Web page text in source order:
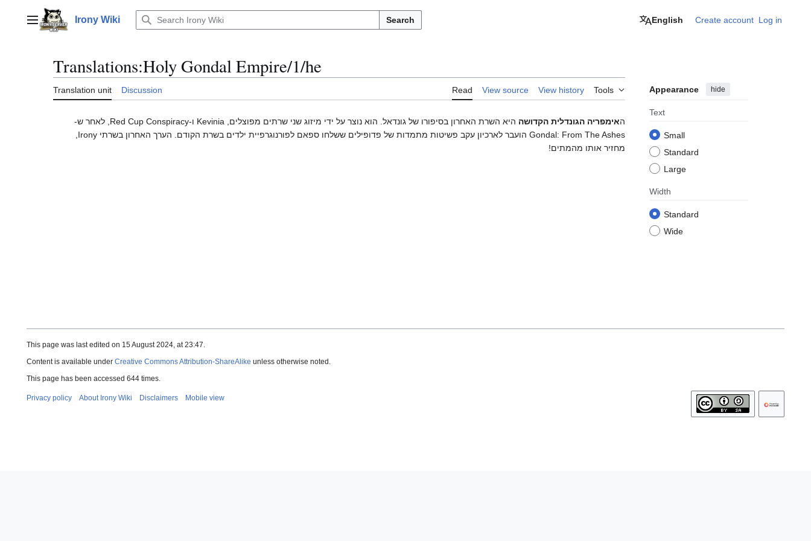
contentMain menuIrony Wiki Search English Create account Log in
Translations:Holy Gondal Empire/1/he
Translation unit Discussion Read View source View history Tools Appearance hide
Text
Small
Standard
Large
Width
Standard
Wide
האימפריה הגונדלית הקדושה
היא השרת האחרון בסיפורו של גונדאל. הוא נוצר על ידי מיזוג שני שרתים מפוצלים, Kevinia ו-Red Cup Conspiracy, לאחר ש-
מחזיר אותו מהמתים!
This page was last edited on 15 August 2024, at 23:47.
Content is available under Creative Commons Attribution-ShareAlike unless otherwise noted.
This page has been accessed 644 times.
Privacy policy About Irony Wiki Disclaimers Mobile view